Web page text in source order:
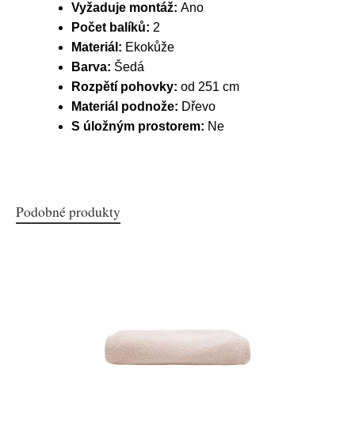
Vyžaduje montáž: Ano
Počet balíků: 2
Materiál: Ekokůže
Barva: Šedá
Rozpětí pohovky: od 251 cm
Materiál podnože: Dřevo
S úložným prostorem: Ne
Podobné produkty